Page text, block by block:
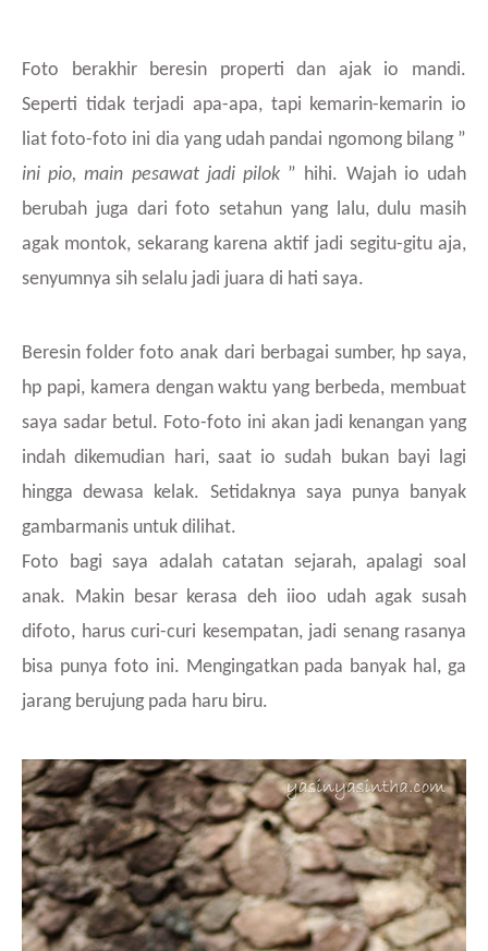
Foto berakhir beresin properti dan ajak io mandi.
Seperti tidak terjadi apa-apa, tapi kemarin-kemarin io
liat foto-foto ini dia yang udah pandai ngomong bilang ”
ini pio, main pesawat jadi pilok ” hihi. Wajah io udah
berubah juga dari foto setahun yang lalu, dulu masih
agak montok, sekarang karena aktif jadi segitu-gitu aja,
senyumnya sih selalu jadi juara di hati saya.
Beresin folder foto anak dari berbagai sumber, hp saya,
hp papi, kamera dengan waktu yang berbeda, membuat
saya sadar betul. Foto-foto ini akan jadi kenangan yang
indah dikemudian hari, saat io sudah bukan bayi lagi
hingga dewasa kelak. Setidaknya saya punya banyak
gambarmanis untuk dilihat.
Foto bagi saya adalah catatan sejarah, apalagi soal
anak. Makin besar kerasa deh iioo udah agak susah
difoto, harus curi-curi kesempatan, jadi senang rasanya
bisa punya foto ini. Mengingatkan pada banyak hal, ga
jarang berujung pada haru biru.